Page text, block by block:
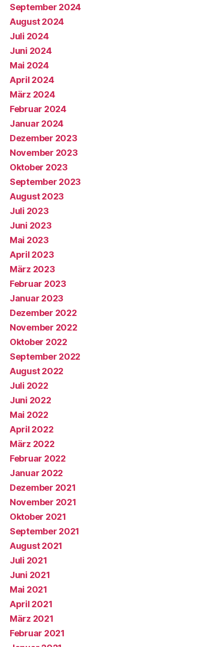
September 2024
August 2024
Juli 2024
Juni 2024
Mai 2024
April 2024
März 2024
Februar 2024
Januar 2024
Dezember 2023
November 2023
Oktober 2023
September 2023
August 2023
Juli 2023
Juni 2023
Mai 2023
April 2023
März 2023
Februar 2023
Januar 2023
Dezember 2022
November 2022
Oktober 2022
September 2022
August 2022
Juli 2022
Juni 2022
Mai 2022
April 2022
März 2022
Februar 2022
Januar 2022
Dezember 2021
November 2021
Oktober 2021
September 2021
August 2021
Juli 2021
Juni 2021
Mai 2021
April 2021
März 2021
Februar 2021